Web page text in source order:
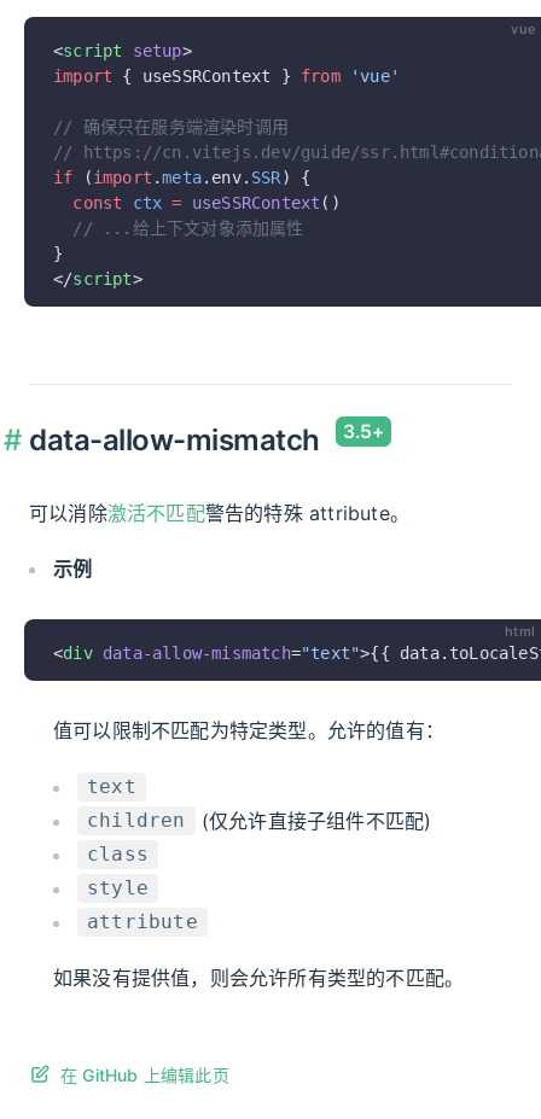
vue
<script setup>
import { useSSRContext } from 'vue'
// 确保只在服务端渲染时调用
// https://cn.vitejs.dev/guide/
if (import .meta.env. SSR) {
  const
ctx = useSSRContext ()
  // ...给上下文对象添加属性
}
</script>
data-allow-mismatch
可以消除激活不匹配警告的特殊 attribute。
示例
html
<div data-allow-mismatch="text">{{
值可以限制不匹配为特定类型。允许的值有：
text
children
(仅允许直接子组件不匹配)
class
style
attribute
如果没有提供值，则会允许所有类型的不匹配。
在 GitHub 上编辑此页